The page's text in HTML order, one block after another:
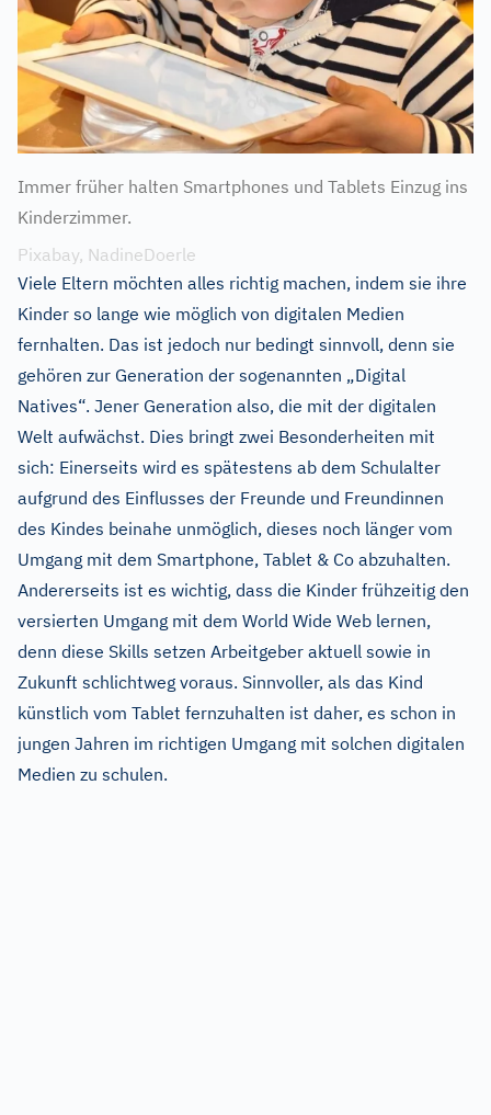
Immer früher halten Smartphones und Tablets Einzug ins
Kinderzimmer.
Pixabay, NadineDoerle
Viele Eltern möchten alles richtig machen, indem sie ihre
Kinder so lange wie möglich von digitalen Medien
fernhalten. Das ist jedoch nur bedingt sinnvoll, denn sie
gehören zur Generation der sogenannten „Digital
Natives“. Jener Generation also, die mit der digitalen
Welt aufwächst. Dies bringt zwei Besonderheiten mit
sich: Einerseits wird es spätestens ab dem Schulalter
aufgrund des Einflusses der Freunde und Freundinnen
des Kindes beinahe unmöglich, dieses noch länger vom
Umgang mit dem Smartphone, Tablet & Co abzuhalten.
Andererseits ist es wichtig, dass die Kinder frühzeitig den
versierten Umgang mit dem World Wide Web lernen,
denn diese Skills setzen Arbeitgeber aktuell sowie in
Zukunft schlichtweg voraus. Sinnvoller, als das Kind
künstlich vom Tablet fernzuhalten ist daher, es schon in
jungen Jahren im richtigen Umgang mit solchen digitalen
Medien zu schulen.